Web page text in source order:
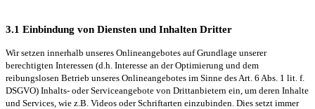
3.1 Einbindung von Diensten und Inhalten Dritter
Wir setzen innerhalb unseres Onlineangebotes auf Grundlage unserer
berechtigten Interessen (d.h. Interesse an der Optimierung und dem
reibungslosen Betrieb unseres Onlineangebotes im Sinne des Art. 6 Abs. 1 lit. f.
DSGVO) Inhalts- oder Serviceangebote von Drittanbietern ein, um deren Inhalte
und Services, wie z.B. Videos oder Schriftarten einzubinden. Dies setzt immer